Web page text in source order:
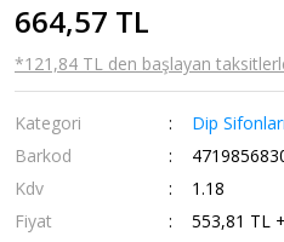
664,57 TL
*121,84 TL den başlayan
Kategori
Dip Sifonları
Barkod
Kdv
1.18
Fiyat
553,81 TL